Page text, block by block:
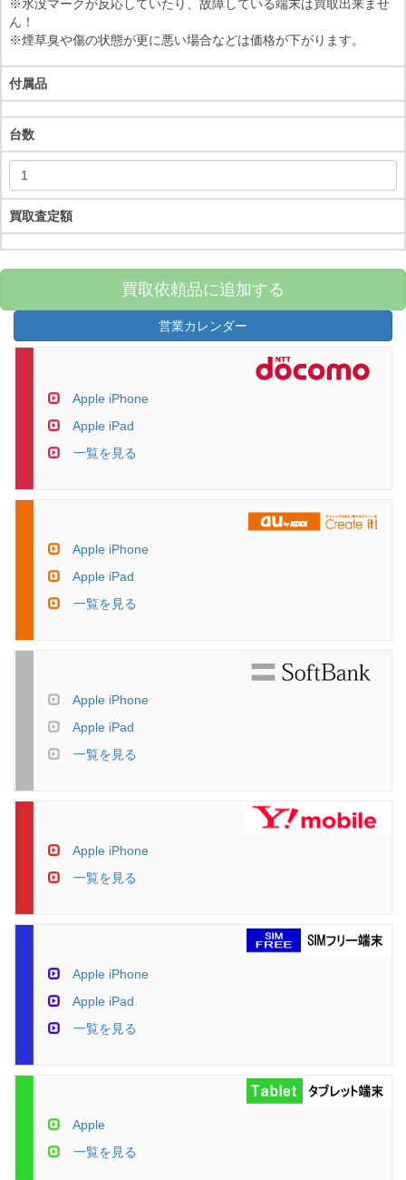
※水没マークが反応していたり、故障している端末は買取出来ませ
ん！
※煙草臭や傷の状態が更に悪い場合などは価格が下がります。
付属品
台数
買取査定額
買取依頼品に追加する
営業カレンダー
Apple iPhone
Apple iPad
一覧を見る
Apple iPhone
Apple iPad
一覧を見る
Apple iPhone
Apple iPad
一覧を見る
Apple iPhone
一覧を見る
Apple iPhone
Apple iPad
一覧を見る
Apple
一覧を見る